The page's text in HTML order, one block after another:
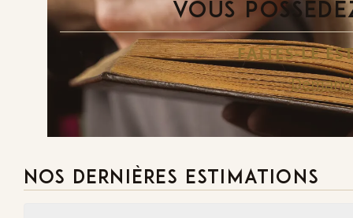
VOUS
FAITES-LE
NOS DERNIÈRES ESTIMATIONS